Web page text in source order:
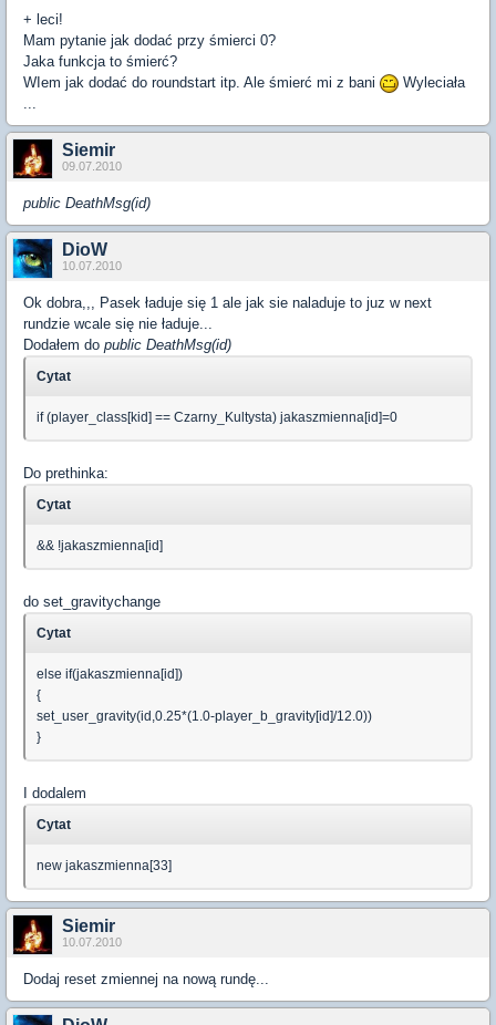
+ leci!
Mam pytanie jak dodać przy śmierci 0?
Jaka funkcja to śmierć?
WIem jak dodać do roundstart itp. Ale śmierć mi z bani
Wyleciała
...
Siemir
09.07.2010
public DeathMsg(id)
DioW
10.07.2010
Ok dobra,,, Pasek ładuje się 1 ale jak sie naladuje to juz w next
rundzie wcale się nie ładuje...
Dodałem do public DeathMsg(id)
Cytat
if (player_class[kid] == Czarny_Kultysta) jakaszmienna[id]=0
Do prethinka:
Cytat
&& !jakaszmienna[id]
do set_gravitychange
Cytat
else if(jakaszmienna[id])
{
set_user_gravity(id,0.25*(1.0-player_b_gravity[id]/12.0))
}
I dodalem
Cytat
new jakaszmienna[33]
Siemir
10.07.2010
Dodaj reset zmiennej na nową rundę...